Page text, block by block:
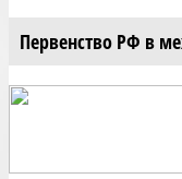
Первенство РФ в